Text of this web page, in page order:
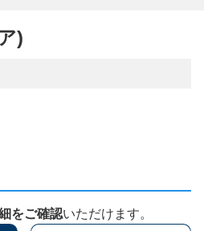
)
をご確認いただけます。